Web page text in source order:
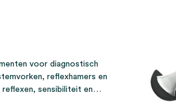
voor diagnostisch
reflexhamers en
sensibiliteit en